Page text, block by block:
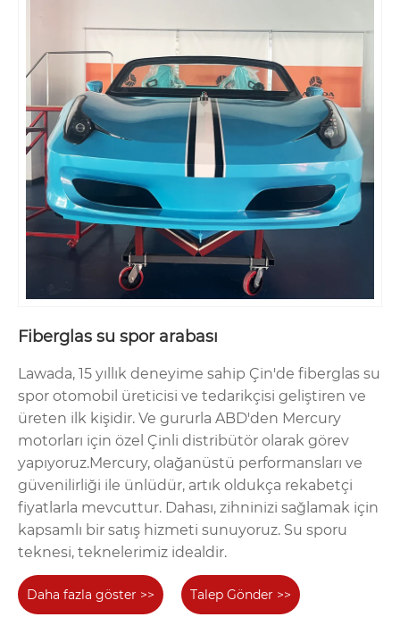
Fiberglas su spor arabası
Lawada, 15 yıllık deneyime sahip Çin'de fiberglas su
spor otomobil üreticisi ve tedarikçisi geliştiren ve
üreten ilk kişidir. Ve gururla ABD'den Mercury
motorları için özel Çinli distribütör olarak görev
yapıyoruz.Mercury, olağanüstü performansları ve
güvenilirliği ile ünlüdür, artık oldukça rekabetçi
fiyatlarla mevcuttur. Dahası, zihninizi sağlamak için
kapsamlı bir satış hizmeti sunuyoruz. Su sporu
teknesi, teknelerimiz idealdir.
Daha fazla göster >> Talep Gönder >>